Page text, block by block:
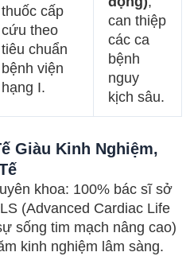
thuốc cấp
cứu theo
tiêu chuẩn
bệnh viện
hạng I.
can thiệp
các ca
bệnh
nguy
kịch sâu.
Giàu Kinh Nghiệm,
khoa: 100% bác sĩ sở
(Advanced Cardiac Life
sống tim mạch nâng cao)
kinh nghiệm lâm sàng.